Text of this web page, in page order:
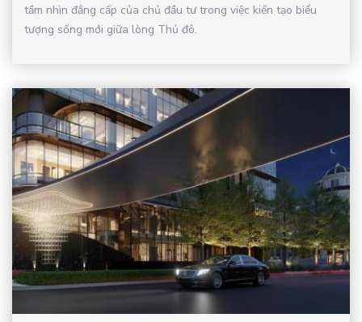
tầm nhìn đẳng cấp của chủ đầu tư trong việc kiến tạo biểu
tượng sống mới giữa lòng Thủ đô.